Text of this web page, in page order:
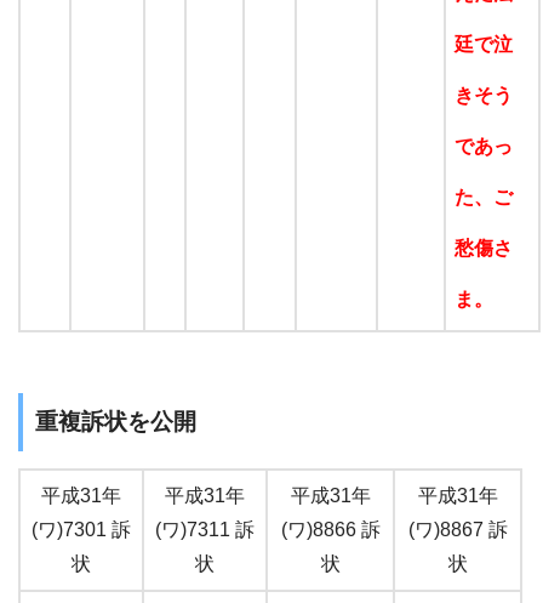
廷で泣
きそう
であっ
た、ご
愁傷さ
ま。
重複訴状を公開
平成31年
(ワ)7301 訴
状
平成31年
(ワ)7311 訴
状
平成31年
(ワ)8866 訴
状
平成31年
(ワ)8867 訴
状